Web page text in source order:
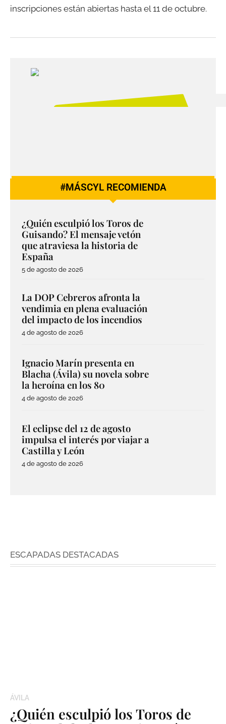
inscripciones están abiertas hasta el 11 de octubre.
#MÁSCYL RECOMIENDA
¿Quién esculpió los Toros de
Guisando? El mensaje vetón
que atraviesa la historia de
España
5 de agosto de 2026
La DOP Cebreros afronta la
vendimia en plena evaluación
del impacto de los incendios
4 de agosto de 2026
Ignacio Marín presenta en
Blacha (Ávila) su novela sobre
la heroína en los 80
4 de agosto de 2026
El eclipse del 12 de agosto
impulsa el interés por viajar a
Castilla y León
4 de agosto de 2026
ESCAPADAS DESTACADAS
ÁVILA
¿Quién esculpió los Toros de